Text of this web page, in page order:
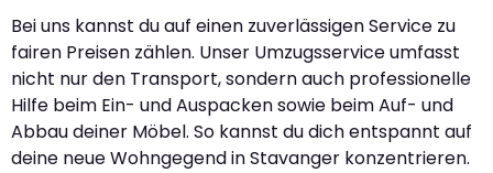
Bei uns kannst du auf einen zuverlässigen Service zu
fairen Preisen zählen. Unser Umzugsservice umfasst
nicht nur den Transport, sondern auch professionelle
Hilfe beim Ein- und Auspacken sowie beim Auf- und
Abbau deiner Möbel. So kannst du dich entspannt auf
deine neue Wohngegend in Stavanger konzentrieren.